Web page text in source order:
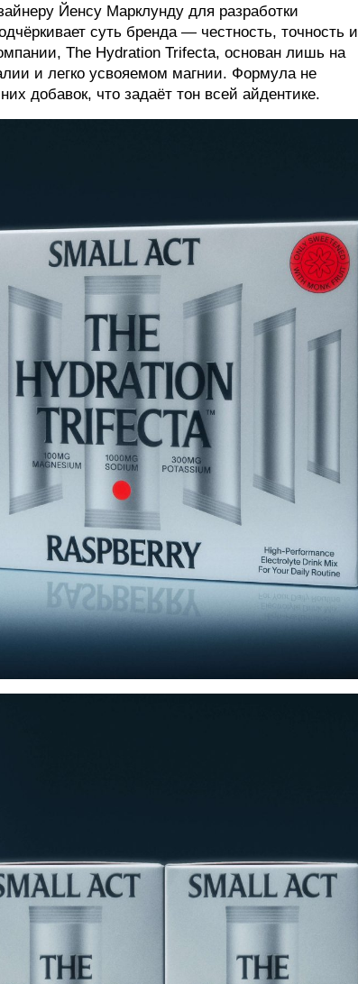
Йенсу Марклунду для разработки
суть бренда — честность, точность и
The Hydration Trifecta, основан лишь на
и легко усвояемом магнии. Формула не
добавок, что задаёт тон всей айдентике.
ФОТОГРАФИЯ
ТИПОГРАФИКА
ИСТОРИИ БРЕНДОВ